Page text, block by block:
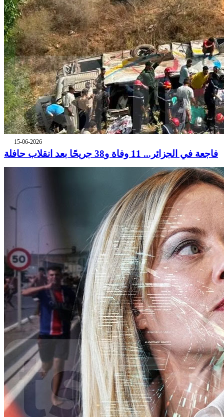
15-06-2026
فاجعة في الجزائر... 11 وفاة و38 جريحًا بعد انقلاب حافلة